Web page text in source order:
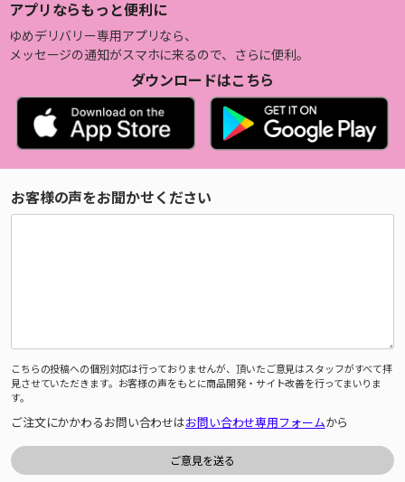
アプリならもっと便利に
ゆめデリバリー専用アプリなら、
メッセージの通知がスマホに来るので、さらに便利。
ダウンロードはこちら
お客様の声をお聞かせください
こちらの投稿への個別対応は行っておりませんが、頂いたご意見はスタッフがすべて拝
見させていただきます。お客様の声をもとに商品開発・サイト改善を行ってまいりま
す。
ご注文にかかわるお問い合わせはお問い合わせ専用フォームから